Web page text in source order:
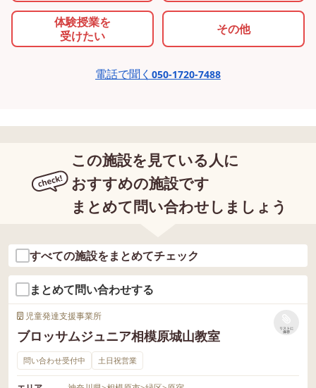
体験授業を
受けたい
その他
電話で聞く 050-1720-7488
この施設を見ている人に
おすすめの施設です
まとめて問い合わせしましょう
すべての施設をまとめてチェック
まとめて問い合わせする
児童発達支援事業所
ブロッサムジュニア相模原城山教室
リストに
保存
問い合わせ受付中 土日祝営業